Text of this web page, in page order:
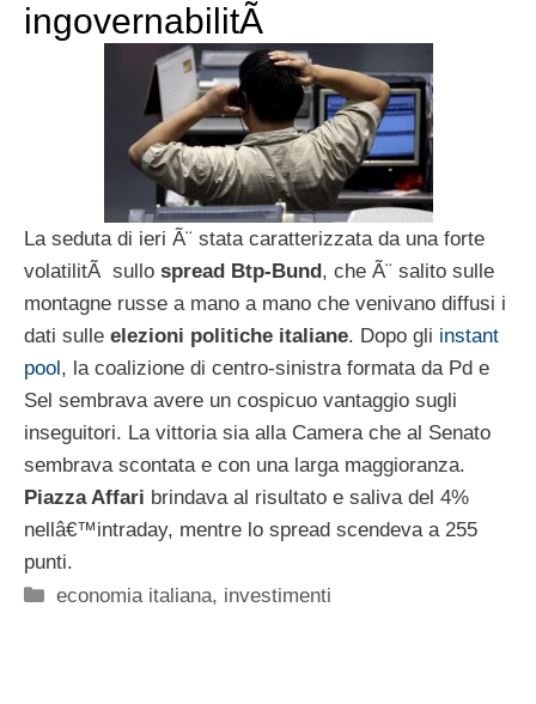
ingovernabilitÃ
La seduta di ieri Ã¨ stata caratterizzata da una forte
volatilitÃ sullo spread Btp-Bund, che Ã¨ salito sulle
montagne russe a mano a mano che venivano diffusi i
dati sulle elezioni politiche italiane. Dopo gli instant
pool, la coalizione di centro-sinistra formata da Pd e
Sel sembrava avere un cospicuo vantaggio sugli
inseguitori. La vittoria sia alla Camera che al Senato
sembrava scontata e con una larga maggioranza.
Piazza Affari brindava al risultato e saliva del 4%
nellâ€™intraday, mentre lo spread scendeva a 255
punti.
Categorie
economia italiana, investimenti